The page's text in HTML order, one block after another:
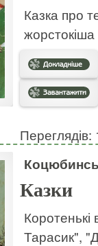
Казка про
Переглядів:
Казки
Коротенькі
Тарасик",